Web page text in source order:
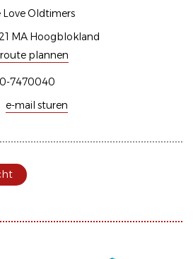
Love Oldtimers
MA Hoogblokland
route plannen
7470040
e-mail sturen